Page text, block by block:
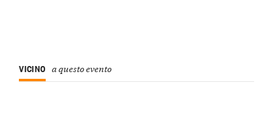
VICINO a questo evento